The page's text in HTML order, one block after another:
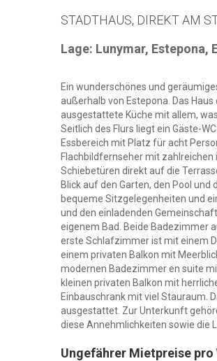
STADTHAUS, DIREKT AM
Lage: Lunymar, Estepona,
Ein wunderschönes und
außerhalb von Estepona. Das
ausgestattete Küche mit allem,
Seitlich des Flurs liegt ein Gäste-
Essbereich mit Platz für acht
Flachbildfernseher mit
Schiebetüren direkt auf die
Blick auf den Garten, den Pool
bequeme Sitzgelegenheiten und
und den einladenden
eigenem Bad. Beide Badezimmer
erste Schlafzimmer ist mit einem
einem privaten Balkon mit
modernen Badezimmer en suite
kleinen privaten Balkon mit
Einbauschrank mit viel Stauraum.
ausgestattet. Zur Unterkunft
diese Annehmlichkeiten sowie die
Ungefährer Mietpreise pro